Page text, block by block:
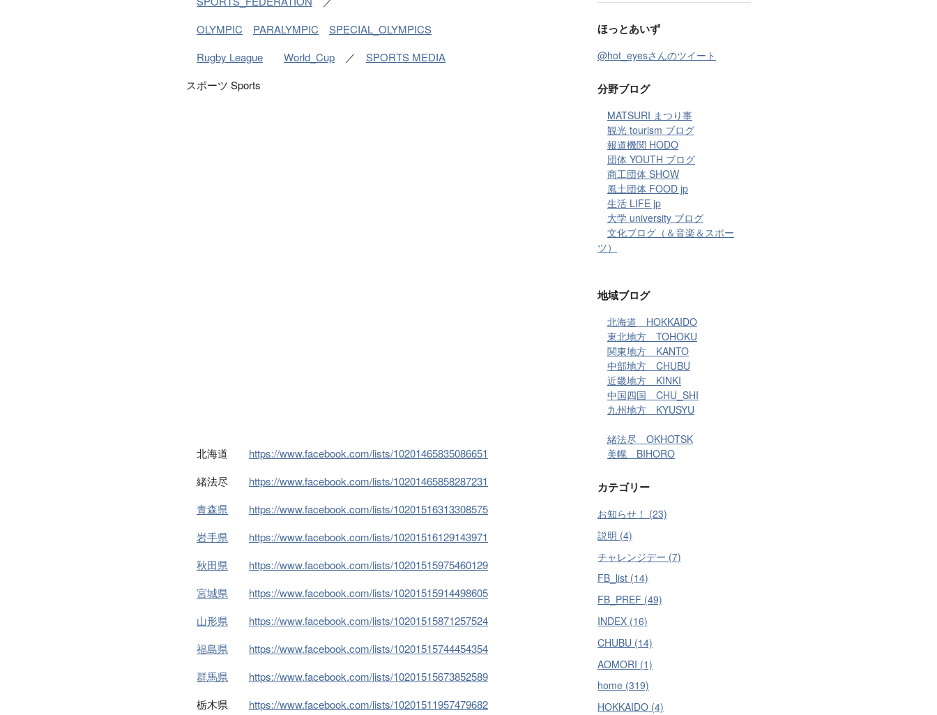
OLYMPIC
PARALYMPIC
SPECIAL_OLYMPICS
Rugby League
World_Cup ／ SPORTS MEDIA
スポーツ Sports
北海道 https://www.facebook.com/lists/10201465835086651
緒法尽 https://www.facebook.com/lists/10201465858287231
青森県
https://www.facebook.com/lists/10201516313308575
岩手県
https://www.facebook.com/lists/10201516129143971
秋田県
https://www.facebook.com/lists/10201515975460129
宮城県
https://www.facebook.com/lists/10201515914498605
山形県
https://www.facebook.com/lists/10201515871257524
福島県
https://www.facebook.com/lists/10201515744454354
群馬県
https://www.facebook.com/lists/10201515673852589
栃木県 https://www.facebook.com/lists/10201511957479682
ほっとあいず
@hot_eyesさんのツイート
分野ブログ
MATSURI まつり事
観光 tourism ブログ
報道機関 HODO
団体 YOUTH ブログ
商工団体 SHOW
風土団体 FOOD jp
生活 LIFE jp
大学 university ブログ
文化ブログ（＆音楽＆スポー
ツ）
地域ブログ
北海道 HOKKAIDO
東北地方 TOHOKU
関東地方 KANTO
中部地方 CHUBU
近畿地方 KINKI
中国四国 CHU_SHI
九州地方 KYUSYU
緒法尽 OKHOTSK
美幌 BIHORO
カテゴリー
お知らせ！ (23)
説明 (4)
チャレンジデー (7)
FB_list (14)
FB_PREF (49)
INDEX (16)
CHUBU (14)
AOMORI (1)
home (319)
HOKKAIDO (4)